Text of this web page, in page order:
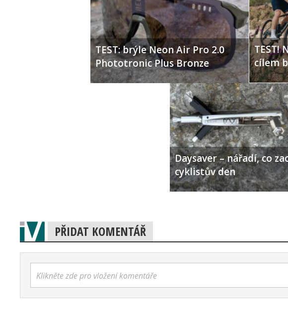
TEST: brýle Neon Air Pro 2.0
Phototronic Plus Bronze
TEST!
cílem
Daysaver – nářadí, co
cyklistův den
PŘIDAT KOMENTÁŘ
Klikněte zde pro vložení komentáře